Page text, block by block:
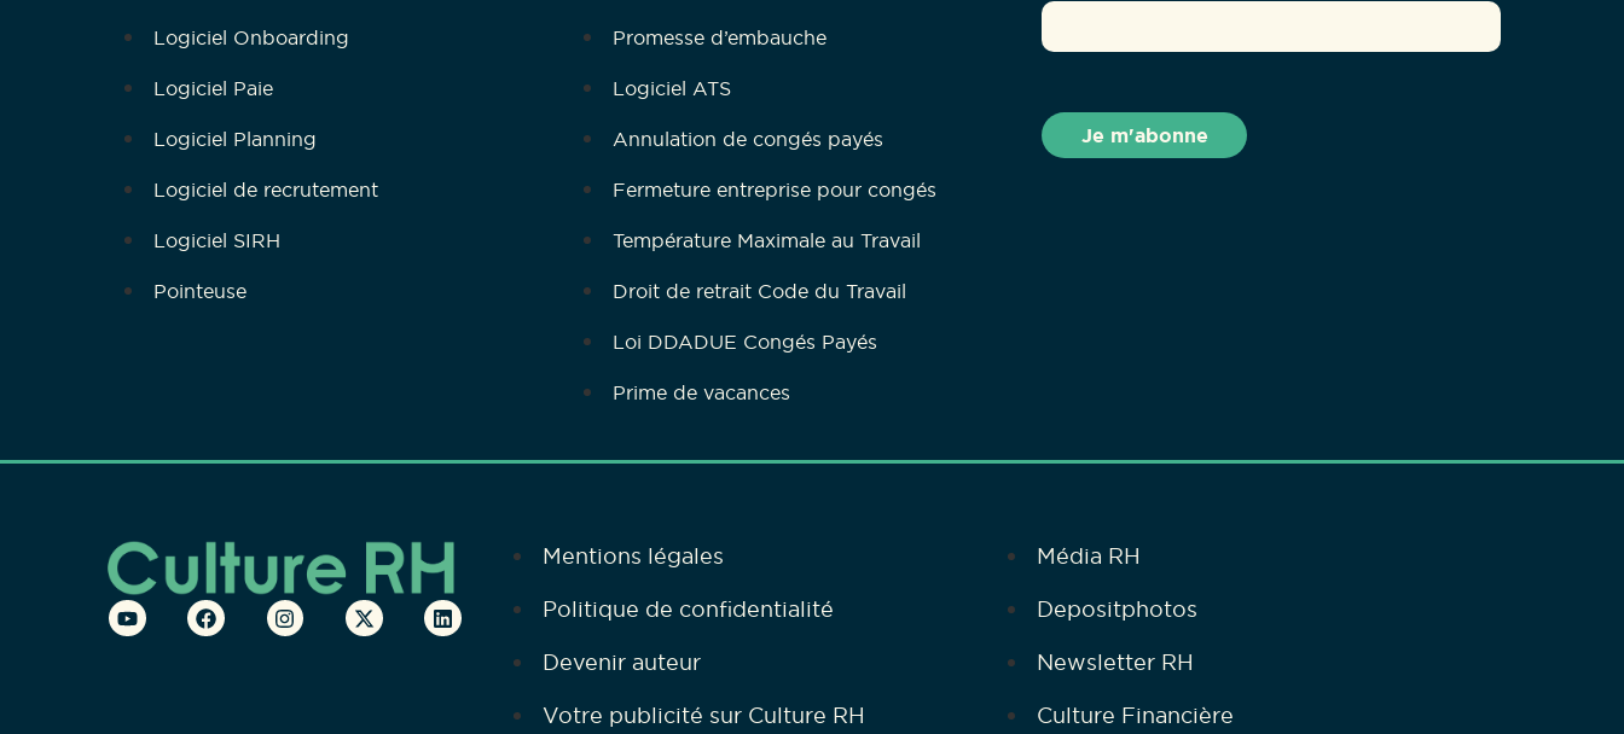
Logiciel Onboarding
Logiciel Paie
Logiciel Planning
Logiciel de recrutement
Logiciel SIRH
Pointeuse
Promesse d’embauche
Logiciel ATS
Annulation de congés payés
Fermeture entreprise pour congés
Température Maximale au Travail
Droit de retrait Code du Travail
Loi DDADUE Congés Payés
Prime de vacances
Mentions légales
Politique de confidentialité
Devenir auteur
Votre publicité sur Culture RH
Média RH
Depositphotos
Newsletter RH
Culture Financière